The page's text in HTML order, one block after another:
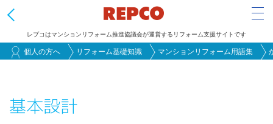
レプコはマンションリフォーム推進協議会が運営するリフォーム支援サイトです
個人の方へ リフォーム基礎知識 マンションリフォーム用語集
基本設計